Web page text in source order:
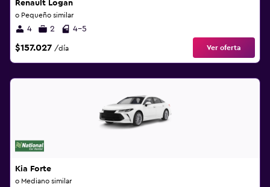
Renault Logan
o Pequeño similar
4 2 4-5
$157.027 /día Ver oferta
Kia Forte
o Mediano similar